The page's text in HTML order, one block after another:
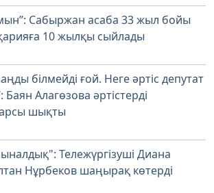
Сабыржан асаба 33 жыл бойы
10 жылқы сыйлады
білмейді ғой. Неге әртіс депутат
Алагөзова әртістерді
шықты
Тележүргізуші Диана
Нұрбеков шаңырақ көтерді